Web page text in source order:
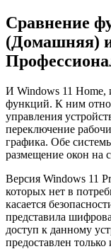
Сравнение
(Домашняя)
И Windows 11 Home,
функций. К ним
управления
переключение
графика. Обе
размещение окон на
Версия Windows 11
которых нет в
касается
представила
доступ к данному
предоставлен